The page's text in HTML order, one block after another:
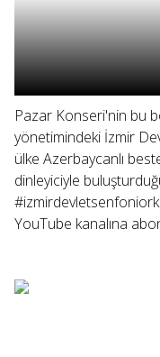
Pazar Konseri'nin bu
yönetimindeki İzmir
ülke Azerbaycanlı
dinleyiciyle
YouTube kanalına